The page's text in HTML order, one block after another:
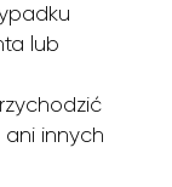
lub
innych